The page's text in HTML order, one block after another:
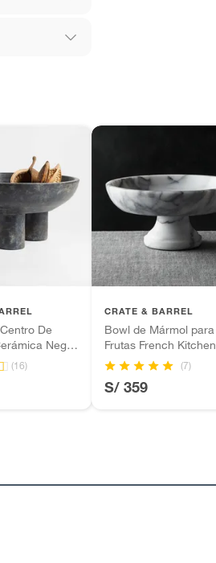
muebles,
De
Negra
(16)
CRATE & BARREL
Bowl de Mármol para
Frutas French Kitchen
(7)
S/ 359